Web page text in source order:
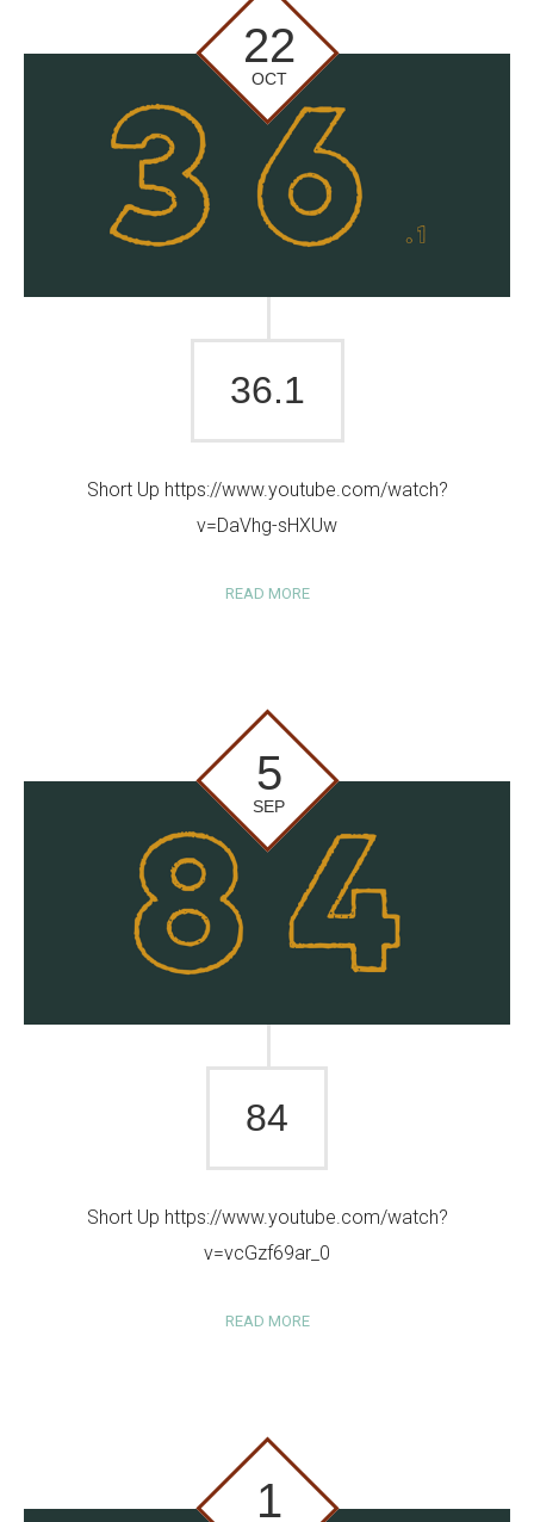
22
OCT
36.1
Short Up https://www.youtube.com/watch?
v=DaVhg-sHXUw
READ MORE
5
SEP
84
Short Up https://www.youtube.com/watch?
v=vcGzf69ar_0
READ MORE
1